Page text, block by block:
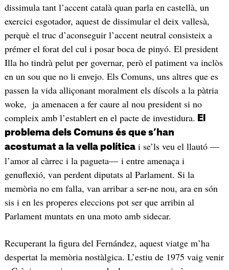
dissimula tant l’accent català quan parla en castellà, un
exercici esgotador, aquest de dissimular el deix vallesà,
perquè el truc d’aconseguir l’accent neutral consisteix a
prémer el forat del cul i posar boca de pinyó. El president
Illa ho tindrà pelut per governar, però el patiment va inclòs
en un sou que no li envejo. Els Comuns, uns altres que es
passen la vida alliçonant moralment els díscols a la pàtria
woke, ja amenacen a fer caure al nou president si no
compleix amb l’establert en el pacte de investidura. El
problema dels Comuns és que s’han
acostumat a la vella políticai se’ls veu el llautó —
l’amor al càrrec i la pagueta— i entre amenaça i
genuflexió, van perdent diputats al Parlament. Si la
memòria no em falla, van arribar a ser-ne nou, ara en són
sis i en les properes eleccions pot ser que arribin al
Parlament muntats en una moto amb sidecar.
Recuperant la figura del Fernández, aquest viatge m’ha
despertat la memòria nostàlgica. L’estiu de 1975 vaig venir